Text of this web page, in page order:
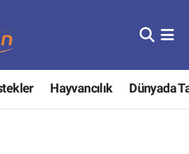
Hayvancılık Dünyada